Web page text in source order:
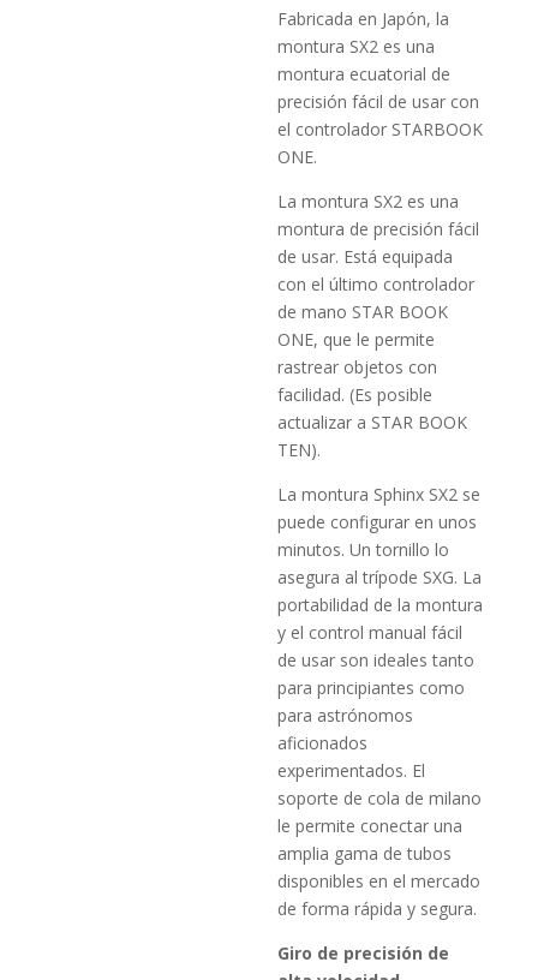
Fabricada en Japón, la
montura SX2 es una
montura ecuatorial de
precisión fácil de usar con
el controlador STARBOOK
ONE.
La montura SX2 es una
montura de precisión fácil
de usar. Está equipada
con el último controlador
de mano STAR BOOK
ONE, que le permite
rastrear objetos con
facilidad. (Es posible
actualizar a STAR BOOK
TEN).
La montura Sphinx SX2 se
puede configurar en unos
minutos. Un tornillo lo
asegura al trípode SXG. La
portabilidad de la montura
y el control manual fácil
de usar son ideales tanto
para principiantes como
para astrónomos
aficionados
experimentados. El
soporte de cola de milano
le permite conectar una
amplia gama de tubos
disponibles en el mercado
de forma rápida y segura.
Giro de precisión de